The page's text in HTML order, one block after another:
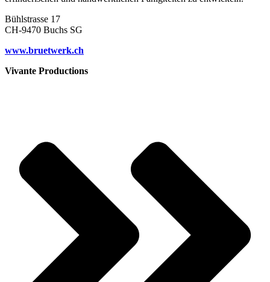
Bühlstrasse 17
CH-9470 Buchs SG
www.bruetwerk.ch
Vivante Productions